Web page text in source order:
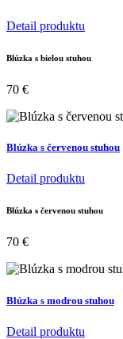
Detail produktu
Blúzka s bielou stuhou
70 €
Blúzka s červenou stuhou
Detail produktu
Blúzka s červenou stuhou
70 €
Blúzka s modrou stuhou
Detail produktu